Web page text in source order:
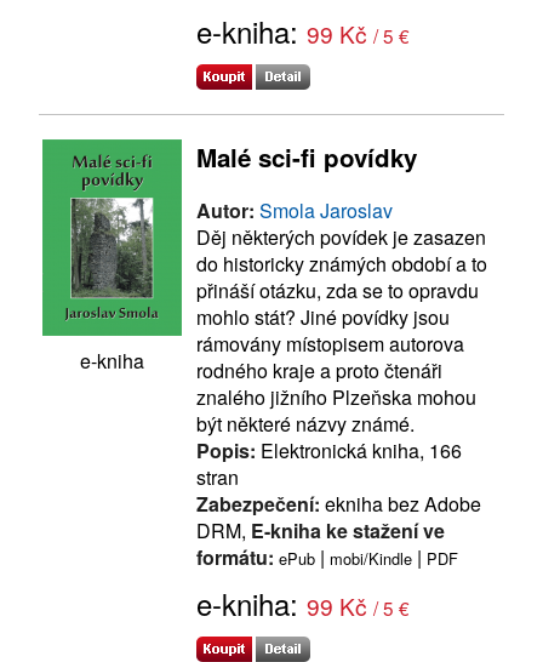
e-kniha: 99 Kč / 5 €
e-kniha
Malé sci-fi povídky
Autor: Smola Jaroslav
Děj některých povídek je zasazen
do historicky známých období a to
přináší otázku, zda se to opravdu
mohlo stát? Jiné povídky jsou
rámovány místopisem autorova
rodného kraje a proto čtenáři
znalého jižního Plzeňska mohou
být některé názvy známé.
Popis: Elektronická kniha, 166
stran
Zabezpečení: ekniha bez Adobe
DRM, E-kniha ke stažení ve
formátu: ePub | mobi/Kindle | PDF
e-kniha: 99 Kč / 5 €